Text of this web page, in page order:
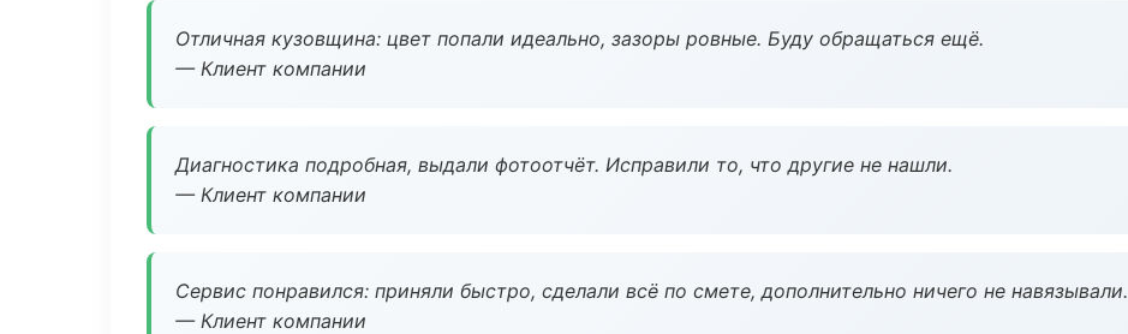
Отличная кузовщина: цвет попали идеально, зазоры ровные. Буду обращаться ещё.
— Клиент компании
Диагностика подробная, выдали фотоотчёт. Исправили то, что другие не нашли.
— Клиент компании
Сервис понравился: приняли быстро, сделали всё по смете, дополнительно ничего не навязывали.
— Клиент компании